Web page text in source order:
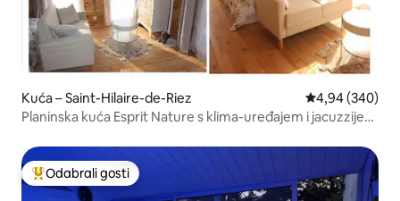
Kuća – Saint-Hilaire-de-Riez Prosječna
4,94 (340)
Planinska kuća Esprit Nature s klima-uređajem i jacuzzijem
Među najviše rangiranima s oznakom „Odabrali gosti”
Odabrali gosti